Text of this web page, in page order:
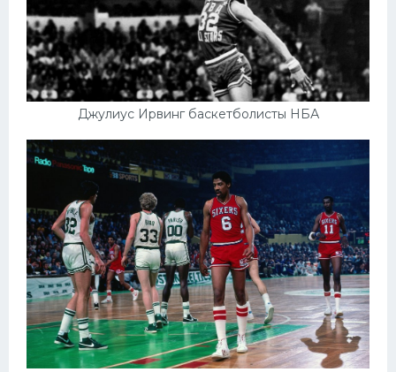
Джулиус Ирвинг баскетболисты НБА